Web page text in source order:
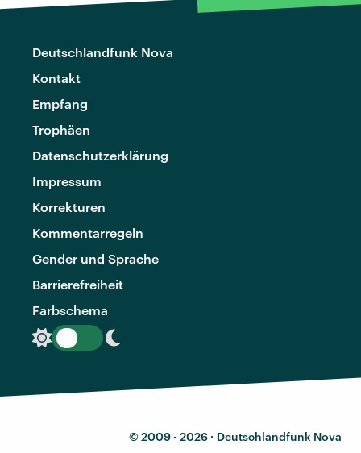
Deutschlandfunk Nova
Kontakt
Empfang
Trophäen
Datenschutzerklärung
Impressum
Korrekturen
Kommentarregeln
Gender und Sprache
Barrierefreiheit
Farbschema
© 2009 - 2026 · Deutschlandfunk Nova